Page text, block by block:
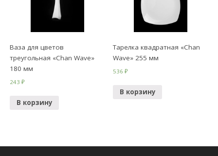
Ваза для цветов
треугольная «Chan Wave»
180 мм
243₽
В корзину
Тарелка квадратная «Chan
Wave» 255 мм
536₽
В корзину